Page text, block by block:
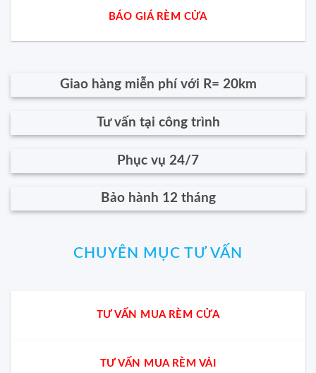
BÁO GIÁ RÈM CỬA
Giao hàng miễn phí với R= 20km
Tư vấn tại công trình
Phục vụ 24/7
Bảo hành 12 tháng
CHUYÊN MỤC TƯ VẤN
TƯ VẤN MUA RÈM CỬA
TƯ VẤN MUA RÈM VẢI